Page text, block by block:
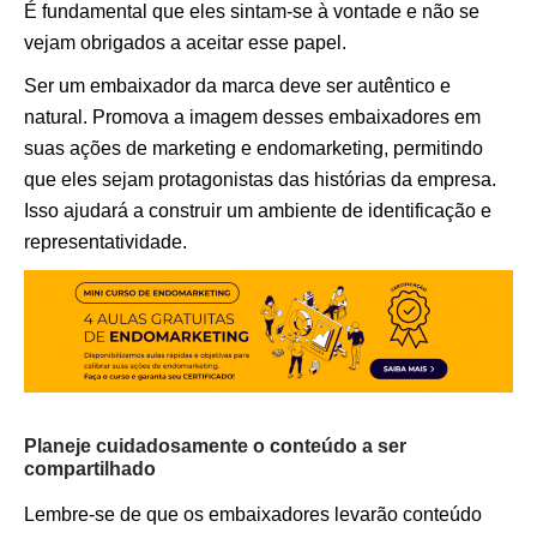
É fundamental que eles sintam-se à vontade e não se
vejam obrigados a aceitar esse papel.
Ser um embaixador da marca deve ser autêntico e
natural. Promova a imagem desses embaixadores em
suas ações de marketing e endomarketing, permitindo
que eles sejam protagonistas das histórias da empresa.
Isso ajudará a construir um ambiente de identificação e
representatividade.
Planeje cuidadosamente o conteúdo a ser
compartilhado
Lembre-se de que os embaixadores levarão conteúdo